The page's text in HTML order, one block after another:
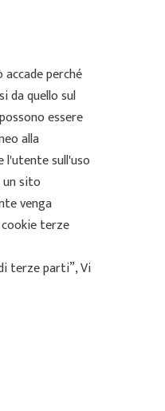
perché
da quello sul
essere
alla
l'utente sull'uso
sito
venga
terze
terze parti”, Vi